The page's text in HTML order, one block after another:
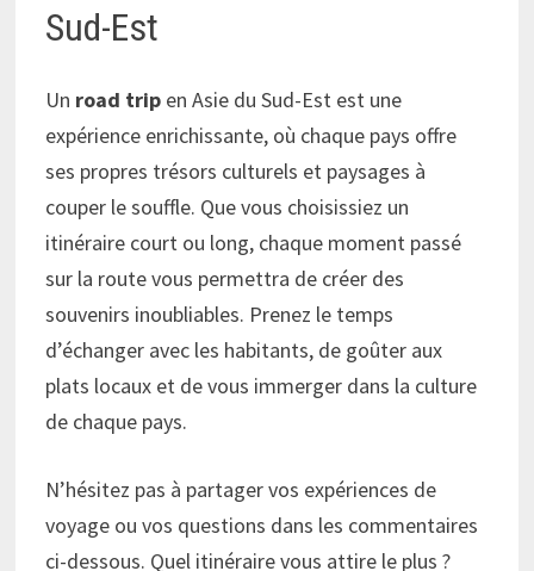
Sud-Est
Un road trip en Asie du Sud-Est est une
expérience enrichissante, où chaque pays offre
ses propres trésors culturels et paysages à
couper le souffle. Que vous choisissiez un
itinéraire court ou long, chaque moment passé
sur la route vous permettra de créer des
souvenirs inoubliables. Prenez le temps
d’échanger avec les habitants, de goûter aux
plats locaux et de vous immerger dans la culture
de chaque pays.
N’hésitez pas à partager vos expériences de
voyage ou vos questions dans les commentaires
ci-dessous. Quel itinéraire vous attire le plus ?